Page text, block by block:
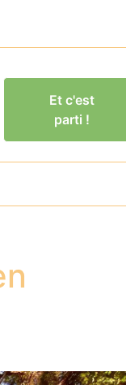
Et c'est
parti !